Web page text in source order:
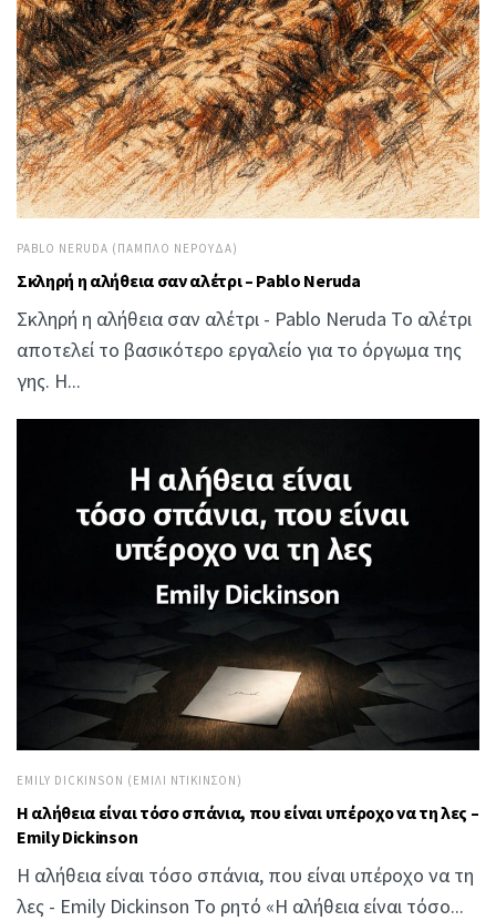
PABLO NERUDA (ΠΆΜΠΛΟ ΝΕΡΟΎΔΑ)
Σκληρή η αλήθεια σαν αλέτρι – Pablo Neruda
Σκληρή η αλήθεια σαν αλέτρι - Pablo Neruda Το αλέτρι
αποτελεί το βασικότερο εργαλείο για το όργωμα της
γης. Η...
EMILY DICKINSON (ΈΜΙΛΙ ΝΤΊΚΙΝΣΟΝ)
Η αλήθεια είναι τόσο σπάνια, που είναι υπέροχο να τη λες –
Emily Dickinson
Η αλήθεια είναι τόσο σπάνια, που είναι υπέροχο να τη
λες - Emily Dickinson Το ρητό «Η αλήθεια είναι τόσο...